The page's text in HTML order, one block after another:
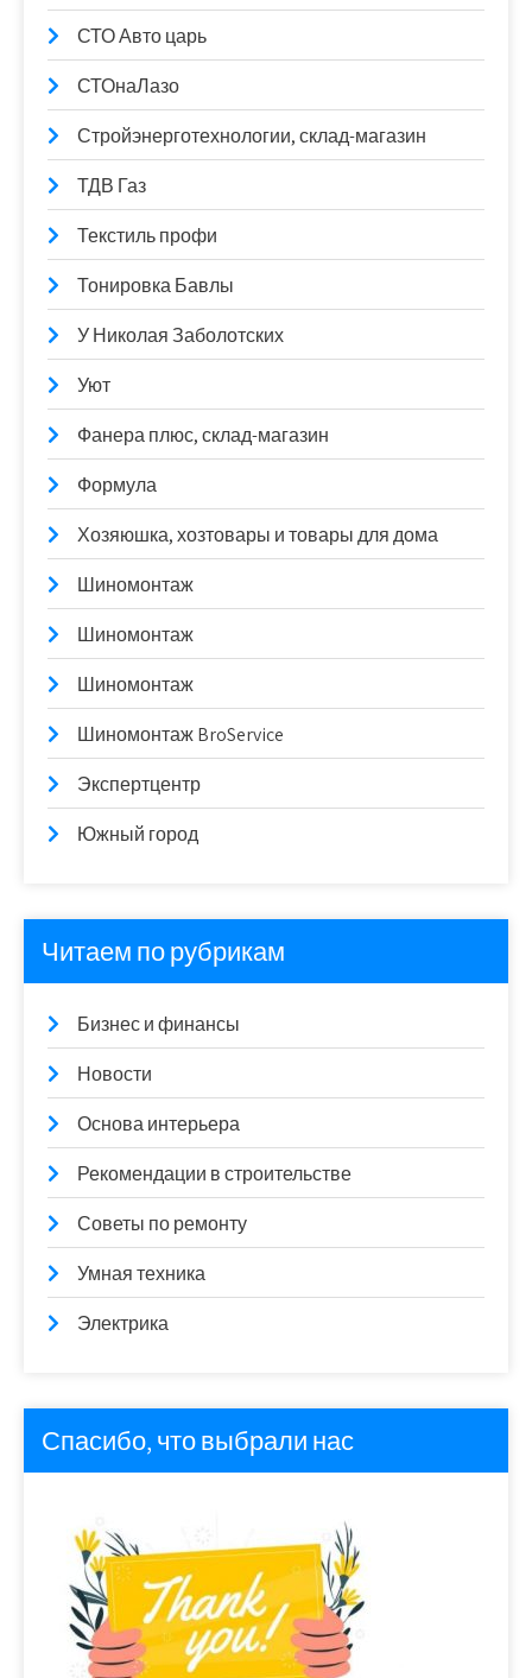
СТО Авто царь
СТОнаЛазо
Стройэнерготехнологии, склад-магазин
ТДВ Газ
Текстиль профи
Тонировка Бавлы
У Николая Заболотских
Уют
Фанера плюс, склад-магазин
Формула
Хозяюшка, хозтовары и товары для дома
Шиномонтаж
Шиномонтаж
Шиномонтаж
Шиномонтаж BroService
Экспертцентр
Южный город
Читаем по рубрикам
Бизнес и финансы
Новости
Основа интерьера
Рекомендации в строительстве
Советы по ремонту
Умная техника
Электрика
Спасибо, что выбрали нас